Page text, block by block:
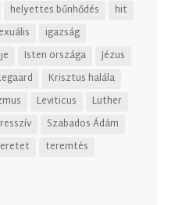
helyettes bűnhődés
hit
igazság
Isten országa
Jézus
Krisztus halála
Leviticus
Luther
Szabados Ádám
teremtés